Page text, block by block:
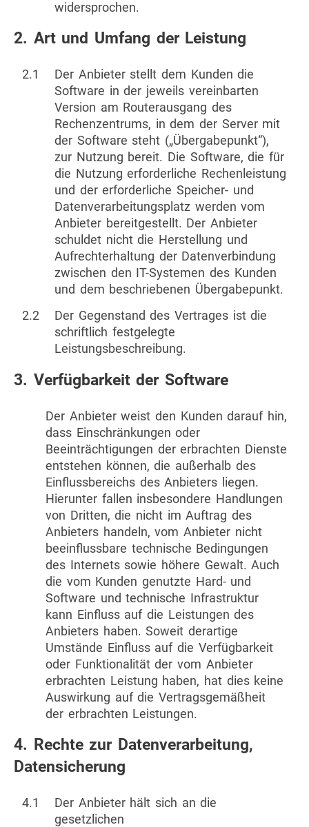
widersprochen.
2. Art und Umfang der Leistung
2.1
Der Anbieter stellt dem Kunden die
Software in der jeweils vereinbarten
Version am Routerausgang des
Rechenzentrums, in dem der Server mit
der Software steht („Übergabepunkt“),
zur Nutzung bereit. Die Software, die für
die Nutzung erforderliche Rechenleistung
und der erforderliche Speicher- und
Datenverarbeitungsplatz werden vom
Anbieter bereitgestellt. Der Anbieter
schuldet nicht die Herstellung und
Aufrechterhaltung der Datenverbindung
zwischen den IT-Systemen des Kunden
und dem beschriebenen Übergabepunkt.
2.2
Der Gegenstand des Vertrages ist die
schriftlich festgelegte
Leistungsbeschreibung.
3. Verfügbarkeit der Software
Der Anbieter weist den Kunden darauf hin,
dass Einschränkungen oder
Beeinträchtigungen der erbrachten Dienste
entstehen können, die außerhalb des
Einflussbereichs des Anbieters liegen.
Hierunter fallen insbesondere Handlungen
von Dritten, die nicht im Auftrag des
Anbieters handeln, vom Anbieter nicht
beeinflussbare technische Bedingungen
des Internets sowie höhere Gewalt. Auch
die vom Kunden genutzte Hard- und
Software und technische Infrastruktur
kann Einfluss auf die Leistungen des
Anbieters haben. Soweit derartige
Umstände Einfluss auf die Verfügbarkeit
oder Funktionalität der vom Anbieter
erbrachten Leistung haben, hat dies keine
Auswirkung auf die Vertragsgemäßheit
der erbrachten Leistungen.
4. Rechte zur Datenverarbeitung,
Datensicherung
4.1
Der Anbieter hält sich an die
gesetzlichen